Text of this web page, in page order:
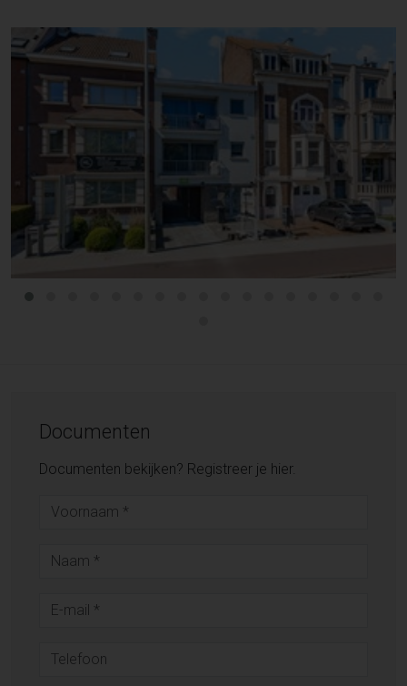
Documenten
Documenten bekijken? Registreer je hier.